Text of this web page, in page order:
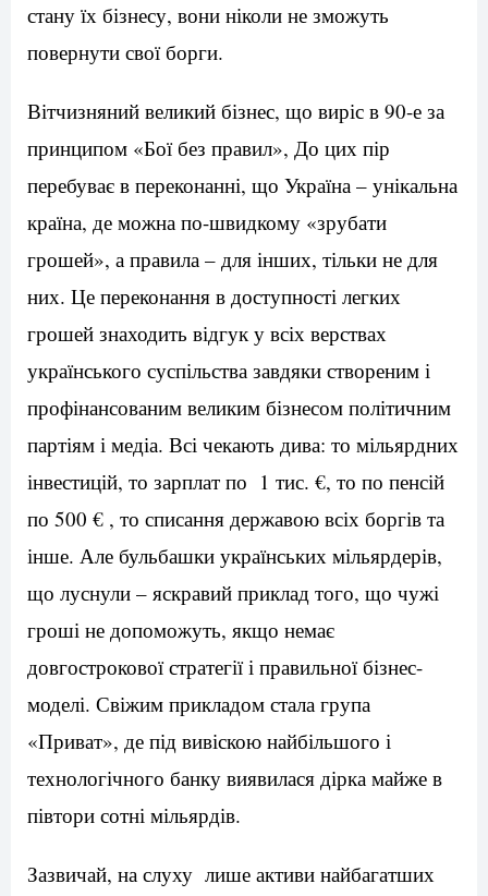
стану їх бізнесу, вони ніколи не зможуть
повернути свої борги.
Вітчизняний великий бізнес, що виріс в 90-е за
принципом «Бої без правил», До цих пір
перебуває в переконанні, що Україна – унікальна
країна, де можна по-швидкому «зрубати
грошей», а правила – для інших, тільки не для
них. Це переконання в доступності легких
грошей знаходить відгук у всіх верствах
українського суспільства завдяки створеним і
профінансованим великим бізнесом політичним
партіям і медіа. Всі чекають дива: то мільярдних
інвестицій, то зарплат по 1 тис. €, то по пенсій
по 500 € , то списання державою всіх боргів та
інше. Але бульбашки українських мільярдерів,
що луснули – яскравий приклад того, що чужі
гроші не допоможуть, якщо немає
довгострокової стратегії і правильної бізнес-
моделі. Свіжим прикладом стала група
«Приват», де під вивіскою найбільшого і
технологічного банку виявилася дірка майже в
півтори сотні мільярдів.
Зазвичай, на слуху лише активи найбагатших